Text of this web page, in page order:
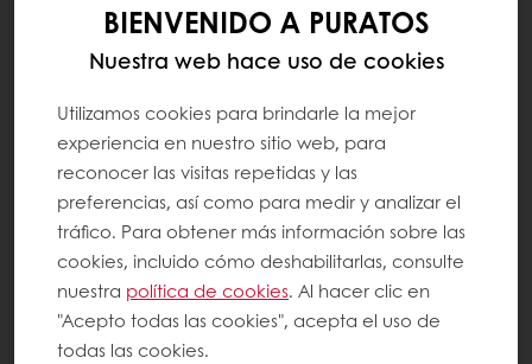
BIENVENIDO A PURATOS
Nuestra web hace uso de cookies
Utilizamos cookies para brindarle la mejor
experiencia en nuestro sitio web, para
reconocer las visitas repetidas y las
preferencias, así como para medir y analizar el
tráfico. Para obtener más información sobre las
cookies, incluido cómo deshabilitarlas, consulte
nuestra política de cookies. Al hacer clic en
"Acepto todas las cookies", acepta el uso de
todas las cookies.